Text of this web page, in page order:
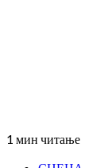
1 мин читање